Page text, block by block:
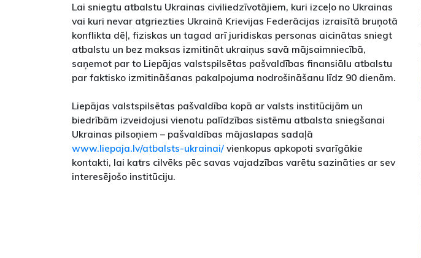
Lai sniegtu atbalstu Ukrainas civiliedzīvotājiem, kuri izceļo no Ukrainas
vai kuri nevar atgriezties Ukrainā Krievijas Federācijas izraisītā bruņotā
konflikta dēļ, fiziskas un tagad arī juridiskas personas aicinātas sniegt
atbalstu un bez maksas izmitināt ukraiņus savā mājsaimniecībā,
saņemot par to Liepājas valstspilsētas pašvaldības finansiālu atbalstu
par faktisko izmitināšanas pakalpojuma nodrošināšanu līdz 90 dienām.
Liepājas valstspilsētas pašvaldība kopā ar valsts institūcijām un
biedrībām izveidojusi vienotu palīdzības sistēmu atbalsta sniegšanai
Ukrainas pilsoņiem – pašvaldības mājaslapas sadaļā
www.liepaja.lv/atbalsts-ukrainai/ vienkopus apkopoti svarīgākie
kontakti, lai katrs cilvēks pēc savas vajadzības varētu sazināties ar sev
interesējošo institūciju.